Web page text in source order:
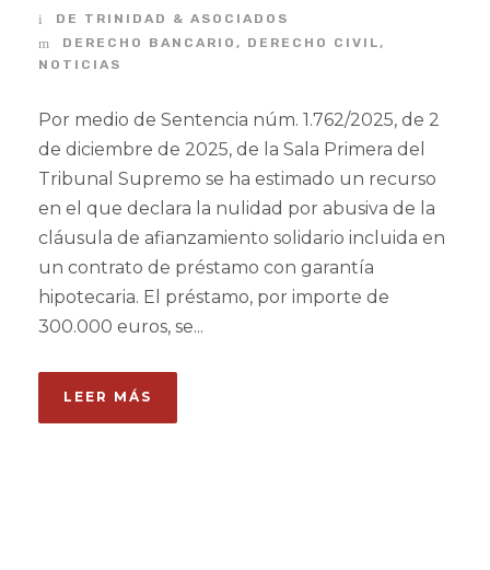
DE TRINIDAD & ASOCIADOS
DERECHO BANCARIO , DERECHO CIVIL,
NOTICIAS
Por medio de Sentencia núm. 1.762/2025, de 2
de diciembre de 2025, de la Sala Primera del
Tribunal Supremo se ha estimado un recurso
en el que declara la nulidad por abusiva de la
cláusula de afianzamiento solidario incluida en
un contrato de préstamo con garantía
hipotecaria. El préstamo, por importe de
300.000 euros, se...
LEER MÁS